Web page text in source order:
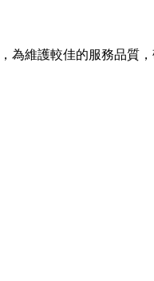
為維護較佳的服務品質